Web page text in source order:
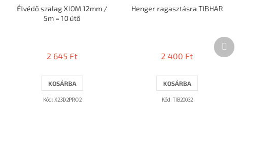
Élvédő szalag XIOM 12mm /
5m = 10 ütő
2 645 Ft
KOSÁRBA
Kód: X23D2PRO2
Henger ragasztásra TIBHAR
2 400 Ft
KOSÁRBA
Kód: TIB20032
Következő
termék